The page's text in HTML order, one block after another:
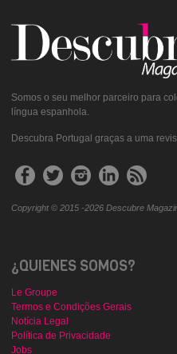
Somos o seu melhor parceiro para
língua espanhola.
Descubra Portugal graças a uma
Copyright © 2015 -2026 Descubre
¿QUIENES SOMOS?
Le Groupe
Termos e Condições Gerais
Notícia Legal
Política de Privacidade
Jobs